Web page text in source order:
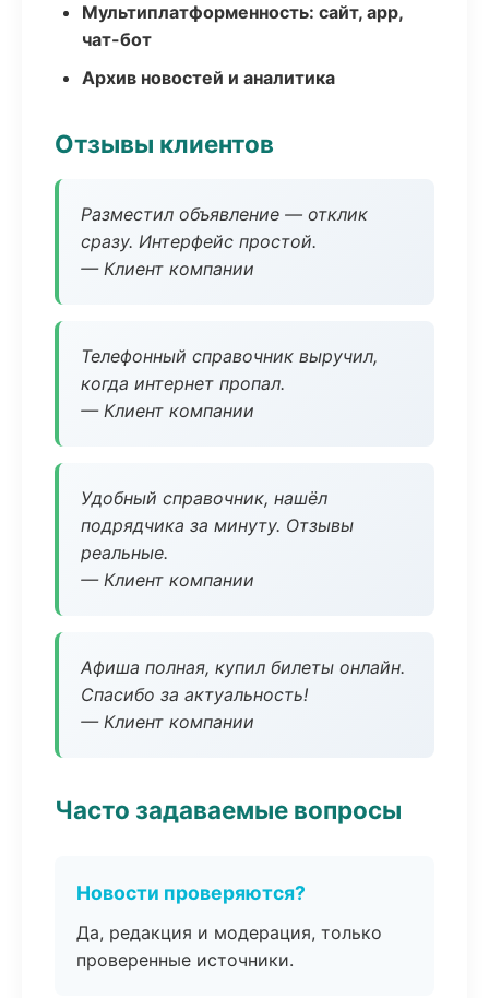
Мультиплатформенность: сайт, app,
чат-бот
Архив новостей и аналитика
Отзывы клиентов
Разместил объявление — отклик
сразу. Интерфейс простой.
— Клиент компании
Телефонный справочник выручил,
когда интернет пропал.
— Клиент компании
Удобный справочник, нашёл
подрядчика за минуту. Отзывы
реальные.
— Клиент компании
Афиша полная, купил билеты онлайн.
Спасибо за актуальность!
— Клиент компании
Часто задаваемые вопросы
Новости проверяются?
Да, редакция и модерация, только
проверенные источники.